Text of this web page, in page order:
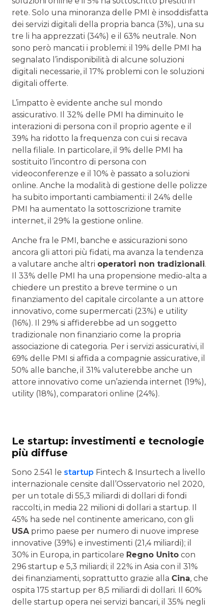
rete. Solo una minoranza delle PMI è insoddisfatta
dei servizi digitali della propria banca (3%), una su
tre li ha apprezzati (34%) e il 63% neutrale. Non
sono però mancati i problemi: il 19% delle PMI ha
segnalato l’indisponibilità di alcune soluzioni
digitali necessarie, il 17% problemi con le soluzioni
digitali offerte.
L’impatto è evidente anche sul mondo
assicurativo. Il 32% delle PMI ha diminuito le
interazioni di persona con il proprio agente e il
39% ha ridotto la frequenza con cui si recava
nella filiale. In particolare, il 9% delle PMI ha
sostituito l’incontro di persona con
videoconferenze e il 10% è passato a soluzioni
online. Anche la modalità di gestione delle polizze
ha subito importanti cambiamenti: il 24% delle
PMI ha aumentato la sottoscrizione tramite
internet, il 29% la gestione online.
Anche fra le PMI, banche e assicurazioni sono
ancora gli attori più fidati, ma avanza la tendenza
a valutare anche altri operatori non tradizionali.
Il 33% delle PMI ha una propensione medio-alta a
chiedere un prestito a breve termine o un
finanziamento del capitale circolante a un attore
innovativo, come supermercati (23%) e utility
(16%). Il 29% si affiderebbe ad un soggetto
tradizionale non finanziario come la propria
associazione di categoria. Per i servizi assicurativi, il
69% delle PMI si affida a compagnie assicurative, il
50% alle banche, il 31% valuterebbe anche un
attore innovativo come un’azienda internet (19%),
utility (18%), comparatori online (24%).
Le startup: investimenti e tecnologie
più diffuse
Sono 2.541 le startup Fintech & Insurtech a livello
internazionale censite dall’Osservatorio nel 2020,
per un totale di 55,3 miliardi di dollari di fondi
raccolti, in media 22 milioni di dollari a startup. Il
45% ha sede nel continente americano, con gli
USA primo paese per numero di nuove imprese
innovative (39%) e investimenti (21,4 miliardi); il
30% in Europa, in particolare Regno Unito con
296 startup e 5,3 miliardi; il 22% in Asia con il 31%
dei finanziamenti, soprattutto grazie alla Cina, che
ospita 175 startup per 8,5 miliardi di dollari. Il 60%
delle startup opera nei servizi bancari, il 35% negli